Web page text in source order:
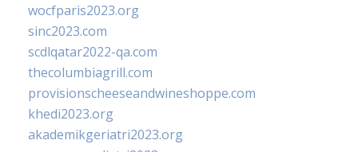
wocfparis2023.org
sinc2023.com
scdlqatar2022-qa.com
thecolumbiagrill.com
provisionscheeseandwineshoppe.com
khedi2023.org
akademikgeriatri2023.org